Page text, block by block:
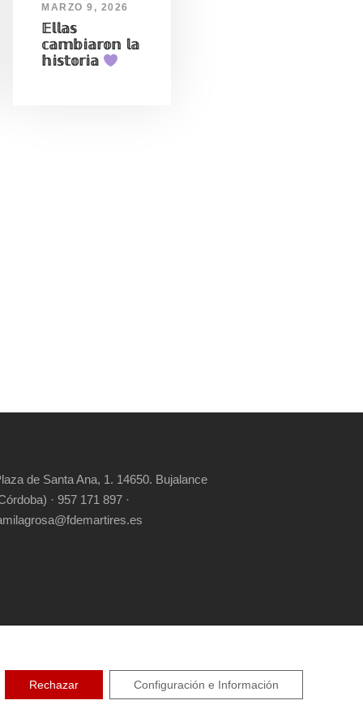
MARZO 9, 2026
𝔼𝕝𝕝𝕒𝕤
𝕔𝕒𝕞𝕓𝕚𝕒𝕣𝕠𝕟 𝕝𝕒
𝕙𝕚𝕤𝕥𝕠𝕣𝕚𝕒
de Santa Ana, 1. 14650. Bujalance
· 957 171 897 ·
RESERVED
Rechazar Configuración e Información